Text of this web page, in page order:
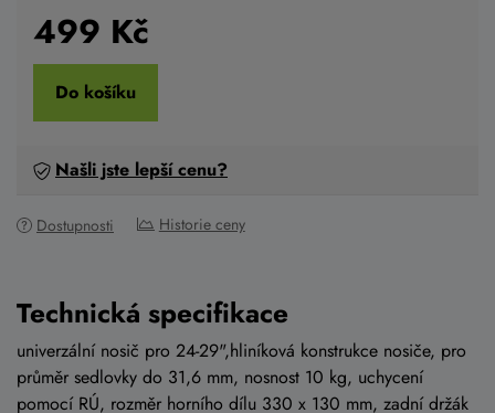
499 Kč
Do košíku
Našli jste lepší cenu?
Dostupnosti Historie ceny
Technická specifikace
univerzální nosič pro 24-29",hliníková konstrukce nosiče, pro
průměr sedlovky do 31,6 mm, nosnost 10 kg, uchycení
pomocí RÚ, rozměr horního dílu 330 x 130 mm, zadní držák